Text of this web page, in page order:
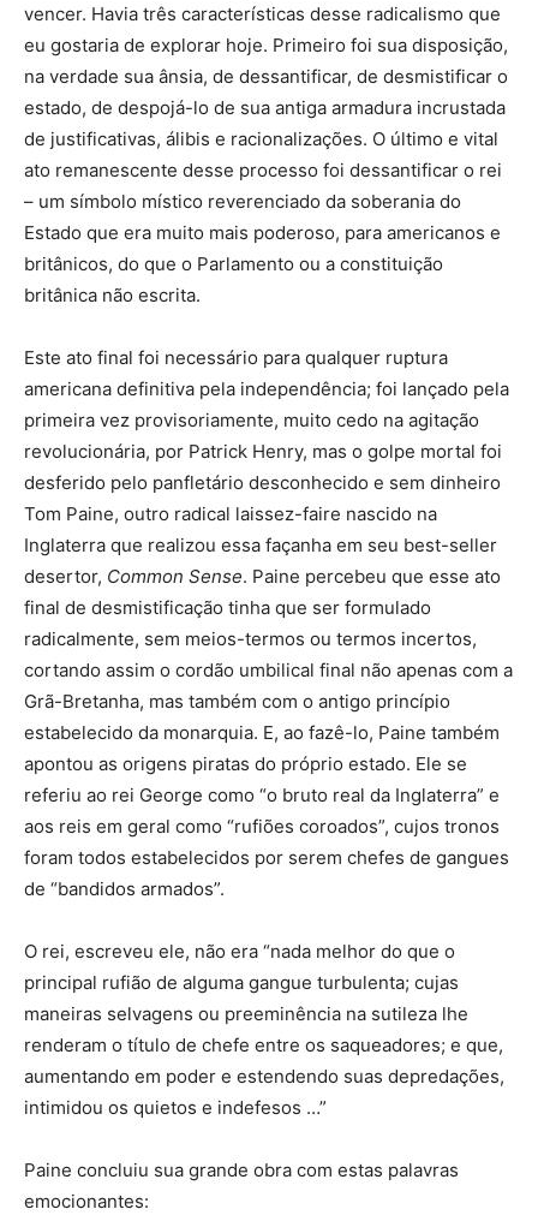
vencer. Havia três características desse radicalismo que
eu gostaria de explorar hoje. Primeiro foi sua disposição,
na verdade sua ânsia, de dessantificar, de desmistificar o
estado, de despojá-lo de sua antiga armadura incrustada
de justificativas, álibis e racionalizações. O último e vital
ato remanescente desse processo foi dessantificar o rei
– um símbolo místico reverenciado da soberania do
Estado que era muito mais poderoso, para americanos e
britânicos, do que o Parlamento ou a constituição
britânica não escrita.
Este ato final foi necessário para qualquer ruptura
americana definitiva pela independência; foi lançado pela
primeira vez provisoriamente, muito cedo na agitação
revolucionária, por Patrick Henry, mas o golpe mortal foi
desferido pelo panfletário desconhecido e sem dinheiro
Tom Paine, outro radical laissez-faire nascido na
Inglaterra que realizou essa façanha em seu best-seller
desertor, Common Sense. Paine percebeu que esse ato
final de desmistificação tinha que ser formulado
radicalmente, sem meios-termos ou termos incertos,
cortando assim o cordão umbilical final não apenas com a
Grã-Bretanha, mas também com o antigo princípio
estabelecido da monarquia. E, ao fazê-lo, Paine também
apontou as origens piratas do próprio estado. Ele se
referiu ao rei George como “o bruto real da Inglaterra” e
aos reis em geral como “rufiões coroados”, cujos tronos
foram todos estabelecidos por serem chefes de gangues
de “bandidos armados”.
O rei, escreveu ele, não era “nada melhor do que o
principal rufião de alguma gangue turbulenta; cujas
maneiras selvagens ou preeminência na sutileza lhe
renderam o título de chefe entre os saqueadores; e que,
aumentando em poder e estendendo suas depredações,
intimidou os quietos e indefesos …”
Paine concluiu sua grande obra com estas palavras
emocionantes: